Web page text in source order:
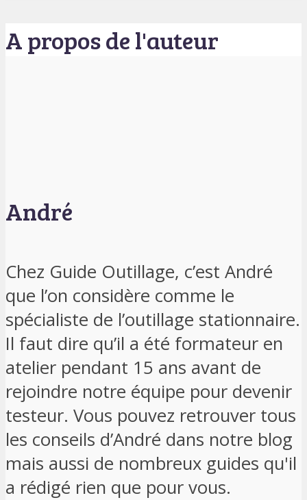
A propos de l'auteur
André
Chez Guide Outillage, c’est André
que l’on considère comme le
spécialiste de l’outillage stationnaire.
Il faut dire qu’il a été formateur en
atelier pendant 15 ans avant de
rejoindre notre équipe pour devenir
testeur. Vous pouvez retrouver tous
les conseils d’André dans notre blog
mais aussi de nombreux guides qu'il
a rédigé rien que pour vous.